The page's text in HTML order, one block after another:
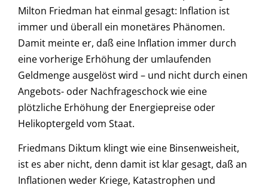
Milton Friedman hat einmal gesagt: Inflation ist
immer und überall ein monetäres Phänomen.
Damit meinte er, daß eine Inflation immer durch
eine vorherige Erhöhung der umlaufenden
Geldmenge ausgelöst wird – und nicht durch einen
Angebots- oder Nachfrageschock wie eine
plötzliche Erhöhung der Energiepreise oder
Helikoptergeld vom Staat.
Friedmans Diktum klingt wie eine Binsenweisheit,
ist es aber nicht, denn damit ist klar gesagt, daß an
Inflationen weder Kriege, Katastrophen und